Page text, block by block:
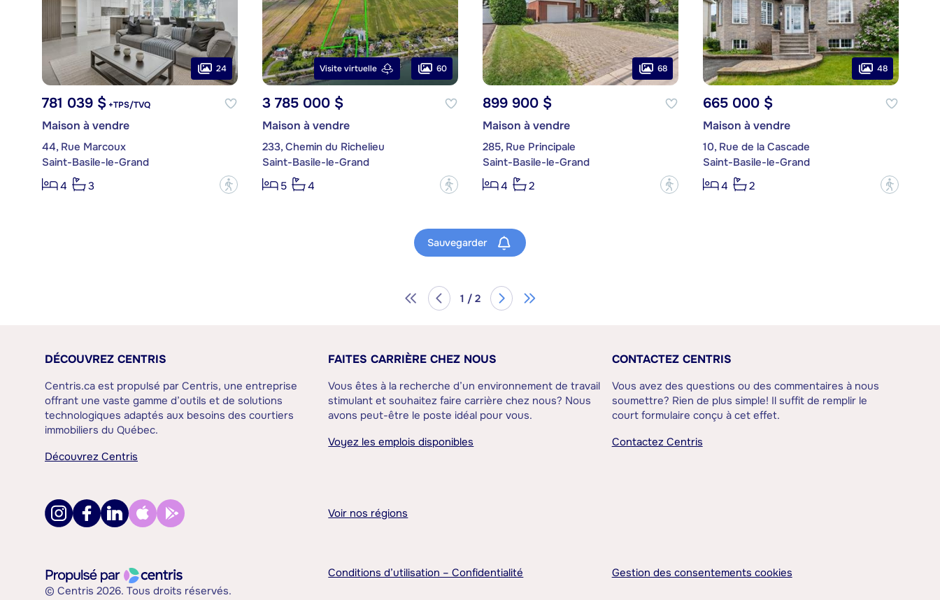
24
781 039 $+TPS/TVQ
Maison à vendre
44, Rue Marcoux
Saint-Basile-le-Grand
4
3 ?
Visite virtuelle 60
3 785 000 $
Maison à vendre
233, Chemin du Richelieu
Saint-Basile-le-Grand
5
4 ?
68
899 900 $
Maison à vendre
285, Rue Principale
Saint-Basile-le-Grand
4
2 ?
48
665 000 $
Maison à vendre
10, Rue de la Cascade
Saint-Basile-le-Grand
4
2 ?
Sauvegarder
1 / 2
DÉCOUVREZ CENTRIS
Centris.ca est propulsé par Centris, une entreprise
offrant une vaste gamme d’outils et de solutions
technologiques adaptés aux besoins des courtiers
immobiliers du Québec.
Découvrez Centris
FAITES CARRIÈRE CHEZ NOUS
Vous êtes à la recherche d’un environnement de travail
stimulant et souhaitez faire carrière chez nous? Nous
avons peut-être le poste idéal pour vous.
Voyez les emplois disponibles
CONTACTEZ CENTRIS
Vous avez des questions ou des commentaires à nous
soumettre? Rien de plus simple! Il suffit de remplir le
court formulaire conçu à cet effet.
Contactez Centris
Voir nos régions
© Centris 2026. Tous droits réservés.
Conditions d’utilisation – Confidentialité Gestion des consentements cookies